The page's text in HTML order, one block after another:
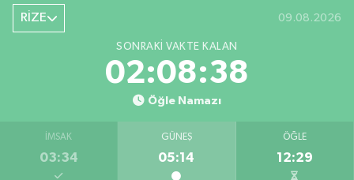
RİZE 09.08.2026
SONRAKI VAKTE KALAN
02:08:37
Öğle Namazı
İMSAK
03:34
GÜNEŞ
05:14
ÖĞLE
12:29